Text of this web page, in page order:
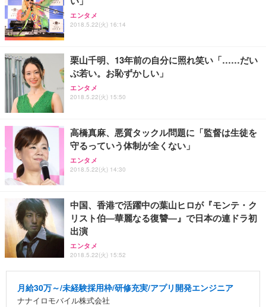
エンタメ
2018.5.22(火) 16:14
栗山千明、13年前の自分に照れ笑い「……だい
ぶ若い。お恥ずかしい」
エンタメ
2018.5.22(火) 15:50
高橋真麻、悪質タックル問題に「監督は生徒を
守るっていう体制が全くない」
エンタメ
2018.5.22(火) 14:30
中国、香港で活躍中の葉山ヒロが『モンテ・ク
リスト伯―華麗なる復讐―』で日本の連ドラ初
出演
エンタメ
2018.5.22(火) 15:52
月給30万～/未経験採用枠/研修充実/アプリ開発エンジニア
ナナイロモバイル株式会社